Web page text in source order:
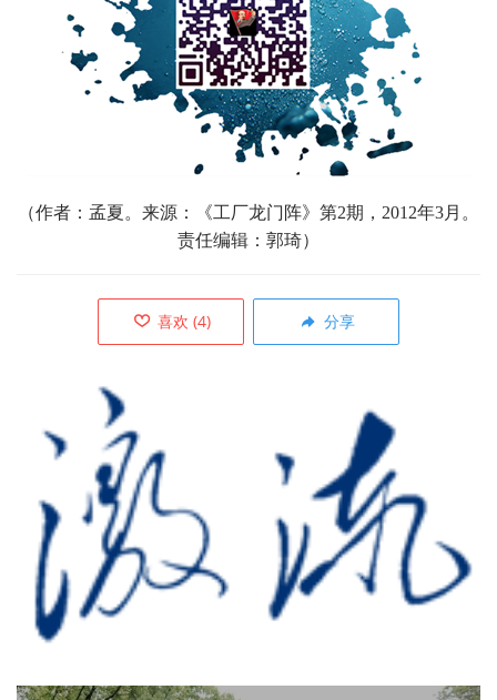
（作者： 孟夏。来源：《工厂龙门阵》第2期，2012年3月。
责任编辑：郭琦）
喜欢 (4) 分享